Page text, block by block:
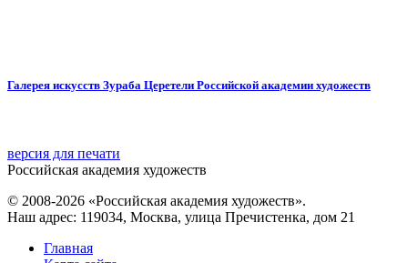
Галерея искусств Зураба Церетели Российской академии художеств
версия для печати
Российская академия художеств
© 2008-2026 «Российская академия художеств».
Наш адрес: 119034, Москва, улица Пречистенка, дом 21
Главная